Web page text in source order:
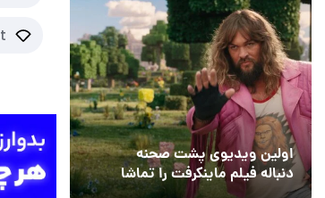
اولین ویدیوی پشت صحنه
دنباله فیلم ماینکرفت را تماشا
کنید